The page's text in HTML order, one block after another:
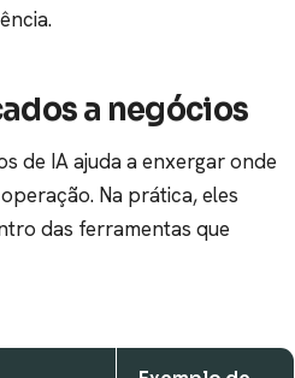
a negócios
de IA ajuda a enxergar onde
Na prática, eles
das ferramentas que